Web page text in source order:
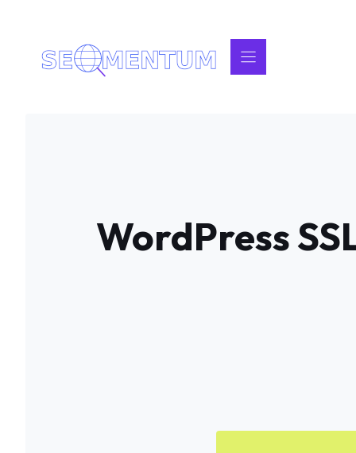
WordPress